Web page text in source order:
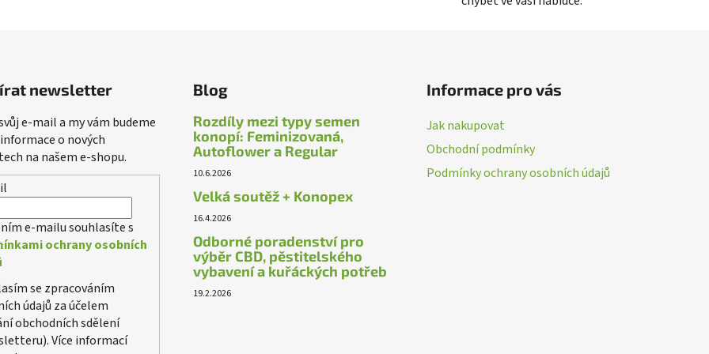
newsletter
e-mail a my vám budeme
o nových
na našem e-shopu.
e-mailu souhlasíte s
ochrany osobních
se zpracováním
údajů za účelem
obchodních sdělení
Více informací
Blog
Rozdíly mezi typy semen
konopí: Feminizovaná,
Autoflower a Regular
10.6.2026
Velká soutěž + Konopex
16.4.2026
Odborné poradenství pro
výběr CBD, pěstitelského
vybavení a kuřáckých potřeb
19.2.2026
Informace pro vás
Jak nakupovat
Obchodní podmínky
Podmínky ochrany osobních údajů